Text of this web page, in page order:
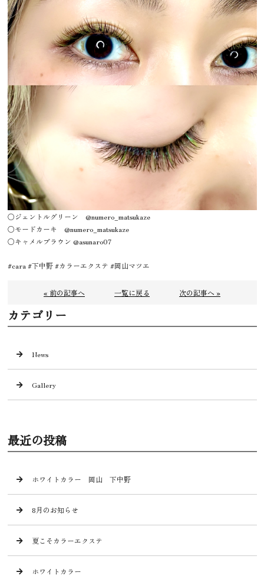
○ジェントルグリーン @numero_matsukaze
○モードカーキ @numero_matsukaze
○キャメルブラウン @asunaro07
#cara #下中野 #カラーエクステ #岡山マツエ
« 前の記事へ 一覧に戻る 次の記事へ »
カテゴリー
News
Gallery
最近の投稿
ホワイトカラー 岡山 下中野
8月のお知らせ
夏こそカラーエクステ
ホワイトカラー